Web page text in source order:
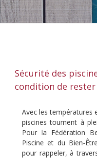
Sécurité des
condition de
Avec les températures
piscines tournent à
Pour la Fédération
Piscine et du Bien-
pour rappeler, à